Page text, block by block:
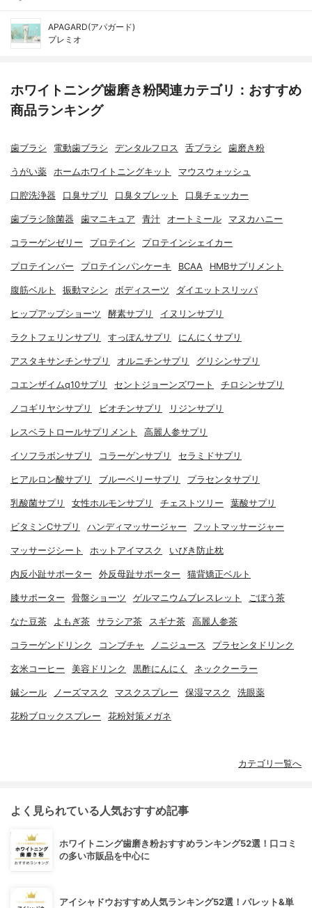
APAGARD(アパガード)
プレミオ
ホワイトニング歯磨き粉関連カテゴリ：おすすめ
商品ランキング
歯ブラシ 電動歯ブラシ デンタルフロス 舌ブラシ 歯磨き粉
うがい薬 ホームホワイトニングキット マウスウォッシュ
口腔洗浄器 口臭サプリ 口臭タブレット 口臭チェッカー
歯ブラシ除菌器 歯マニキュア 青汁 オートミール マヌカハニー
コラーゲンゼリー プロテイン プロテインシェイカー
プロテインバー プロテインパンケーキ BCAA HMBサプリメント
腹筋ベルト 振動マシン ボディスーツ ダイエットスリッパ
ヒップアップショーツ 酵素サプリ イヌリンサプリ
ラクトフェリンサプリ すっぽんサプリ にんにくサプリ
アスタキサンチンサプリ オルニチンサプリ グリシンサプリ
コエンザイムq10サプリ セントジョーンズワート チロシンサプリ
ノコギリヤシサプリ ビオチンサプリ リジンサプリ
レスベラトロールサプリメント 高麗人参サプリ
イソフラボンサプリ コラーゲンサプリ セラミドサプリ
ヒアルロン酸サプリ ブルーベリーサプリ プラセンタサプリ
乳酸菌サプリ 女性ホルモンサプリ チェストツリー 葉酸サプリ
ビタミンCサプリ ハンディマッサージャー フットマッサージャー
マッサージシート ホットアイマスク いびき防止枕
内反小趾サポーター 外反母趾サポーター 猫背矯正ベルト
膝サポーター 骨盤ショーツ ゲルマニウムブレスレット ごぼう茶
なた豆茶 よもぎ茶 サラシア茶 スギナ茶 高麗人参茶
コラーゲンドリンク コンブチャ ノニジュース プラセンタドリンク
玄米コーヒー 美容ドリンク 黒酢にんにく ネッククーラー
鍼シール ノーズマスク マスクスプレー 保湿マスク 洗眼薬
花粉ブロックスプレー 花粉対策メガネ
カテゴリ一覧へ
よく見られている人気おすすめ記事
ホワイトニング歯磨き粉おすすめランキング52選！口コミ
の多い市販品を中心に
アイシャドウおすすめ人気ランキング52選！パレット&単